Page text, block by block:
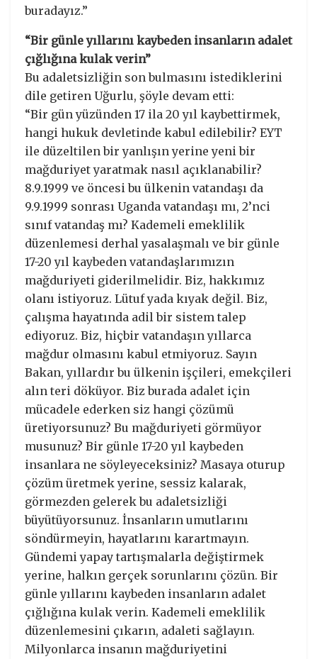
buradayız.”
“Bir günle yıllarını kaybeden insanların adalet
çığlığına kulak verin”
Bu adaletsizliğin son bulmasını istediklerini
dile getiren Uğurlu, şöyle devam etti:
“Bir gün yüzünden 17 ila 20 yıl kaybettirmek,
hangi hukuk devletinde kabul edilebilir? EYT
ile düzeltilen bir yanlışın yerine yeni bir
mağduriyet yaratmak nasıl açıklanabilir?
8.9.1999 ve öncesi bu ülkenin vatandaşı da
9.9.1999 sonrası Uganda vatandaşı mı, 2’nci
sınıf vatandaş mı? Kademeli emeklilik
düzenlemesi derhal yasalaşmalı ve bir günle
17-20 yıl kaybeden vatandaşlarımızın
mağduriyeti giderilmelidir. Biz, hakkımız
olanı istiyoruz. Lütuf yada kıyak değil. Biz,
çalışma hayatında adil bir sistem talep
ediyoruz. Biz, hiçbir vatandaşın yıllarca
mağdur olmasını kabul etmiyoruz. Sayın
Bakan, yıllardır bu ülkenin işçileri, emekçileri
alın teri döküyor. Biz burada adalet için
mücadele ederken siz hangi çözümü
üretiyorsunuz? Bu mağduriyeti görmüyor
musunuz? Bir günle 17-20 yıl kaybeden
insanlara ne söyleyeceksiniz? Masaya oturup
çözüm üretmek yerine, sessiz kalarak,
görmezden gelerek bu adaletsizliği
büyütüyorsunuz. İnsanların umutlarını
söndürmeyin, hayatlarını karartmayın.
Gündemi yapay tartışmalarla değiştirmek
yerine, halkın gerçek sorunlarını çözün. Bir
günle yıllarını kaybeden insanların adalet
çığlığına kulak verin. Kademeli emeklilik
düzenlemesini çıkarın, adaleti sağlayın.
Milyonlarca insanın mağduriyetini